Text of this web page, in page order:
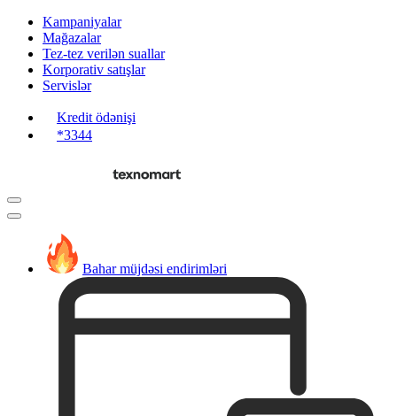
Kampaniyalar
Mağazalar
Tez-tez verilən suallar
Korporativ satışlar
Servislər
Kredit ödənişi
*3344
Bahar müjdəsi endirimləri